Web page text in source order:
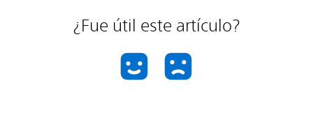
¿Fue útil este artículo?